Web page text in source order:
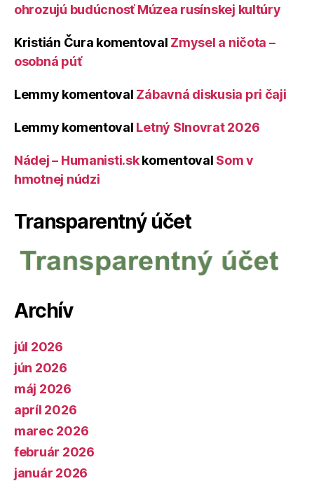
ohrozujú budúcnosť Múzea rusínskej kultúry
Kristián Čura komentoval Zmysel a ničota –
osobná púť
Lemmy komentoval Zábavná diskusia pri čaji
Lemmy komentoval Letný Slnovrat 2026
Nádej – Humanisti.skkomentoval Som v
hmotnej núdzi
Transparentný účet
Archív
júl 2026
jún 2026
máj 2026
apríl 2026
marec 2026
február 2026
január 2026